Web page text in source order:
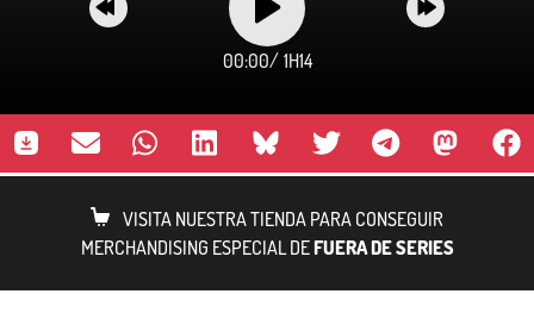
00:00/ 1H14
VISITA NUESTRA TIENDA PARA CONSEGUIR
MERCHANDISING ESPECIAL DEFUERA DE SERIES